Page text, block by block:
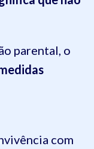
parental, o
com